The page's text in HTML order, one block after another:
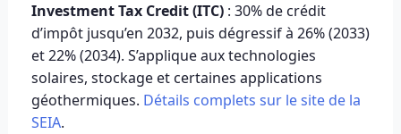
Investment Tax Credit (ITC): 30% de crédit
d’impôt jusqu’en 2032, puis dégressif à 26% (2033)
et 22% (2034). S’applique aux technologies
solaires, stockage et certaines applications
géothermiques. Détails complets sur le site de la
SEIA.